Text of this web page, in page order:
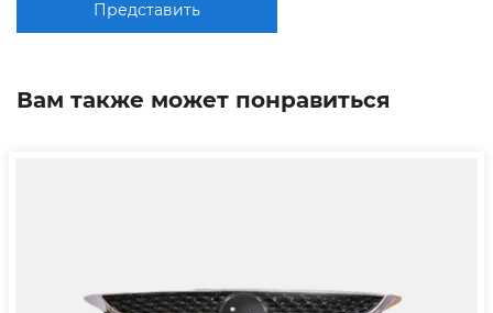
Представить
Вам также может понравиться